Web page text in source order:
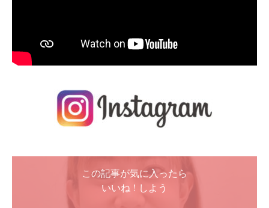
この記事が気に入ったら
いいね ! しよう